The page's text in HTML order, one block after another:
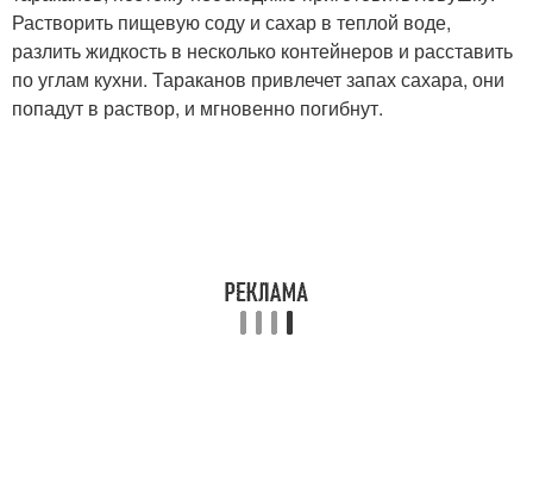
Растворить пищевую соду и сахар в теплой воде,
разлить жидкость в несколько контейнеров и расставить
по углам кухни. Тараканов привлечет запах сахара, они
попадут в раствор, и мгновенно погибнут.